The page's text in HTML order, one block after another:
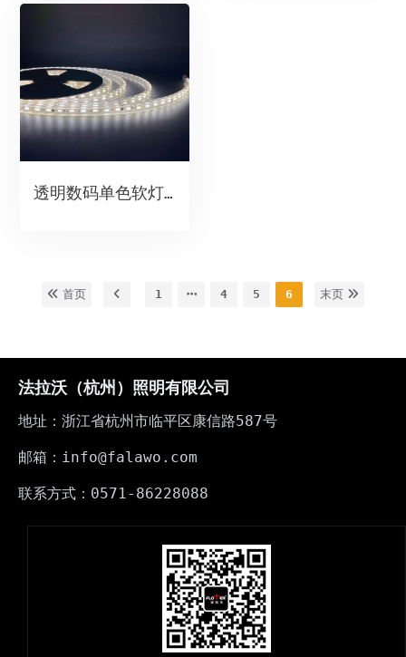
透明数码单色软灯带
首页 1 4 5 6 末页
法拉沃（杭州）照明有限公司
地址：浙江省杭州市临平区康信路587号
邮箱：info@falawo.com
联系方式：0571-86228088